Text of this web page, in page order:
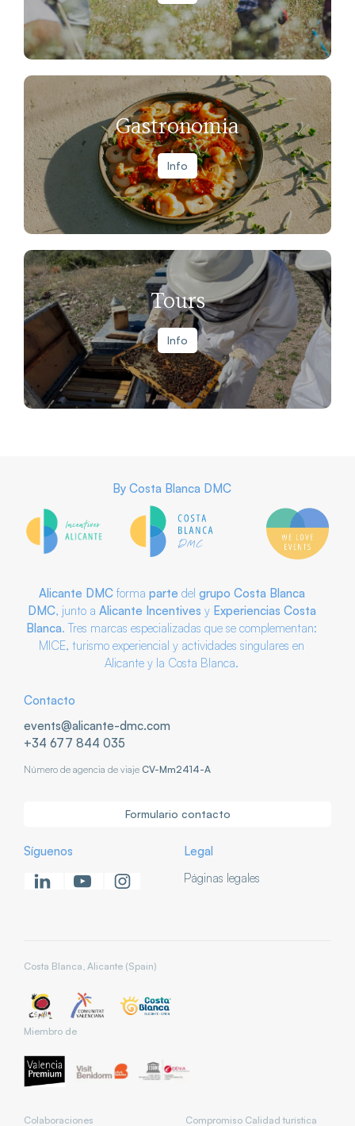
Gastronomia
Info
Tours
Info
By Costa Blanca DMC
Alicante DMC forma parte del grupo Costa Blanca
DMC, junto a Alicante Incentives y Experiencias Costa
Blanca. Tres marcas especializadas que se complementan:
MICE, turismo experiencial y actividades singulares en
Alicante y la Costa Blanca.
Contacto
events@alicante-dmc.com
+34 677 844 035
Número de agencia de viaje CV-Mm2414-A
Formulario contacto
Síguenos
Legal
Páginas legales
Costa Blanca, Alicante (Spain)
Miembro de
Colaboraciones Compromiso Calidad turística